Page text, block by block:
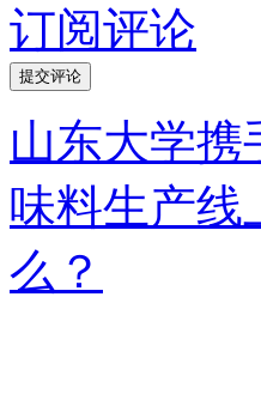
订阅评论
山东大学携
味料生产线
么？